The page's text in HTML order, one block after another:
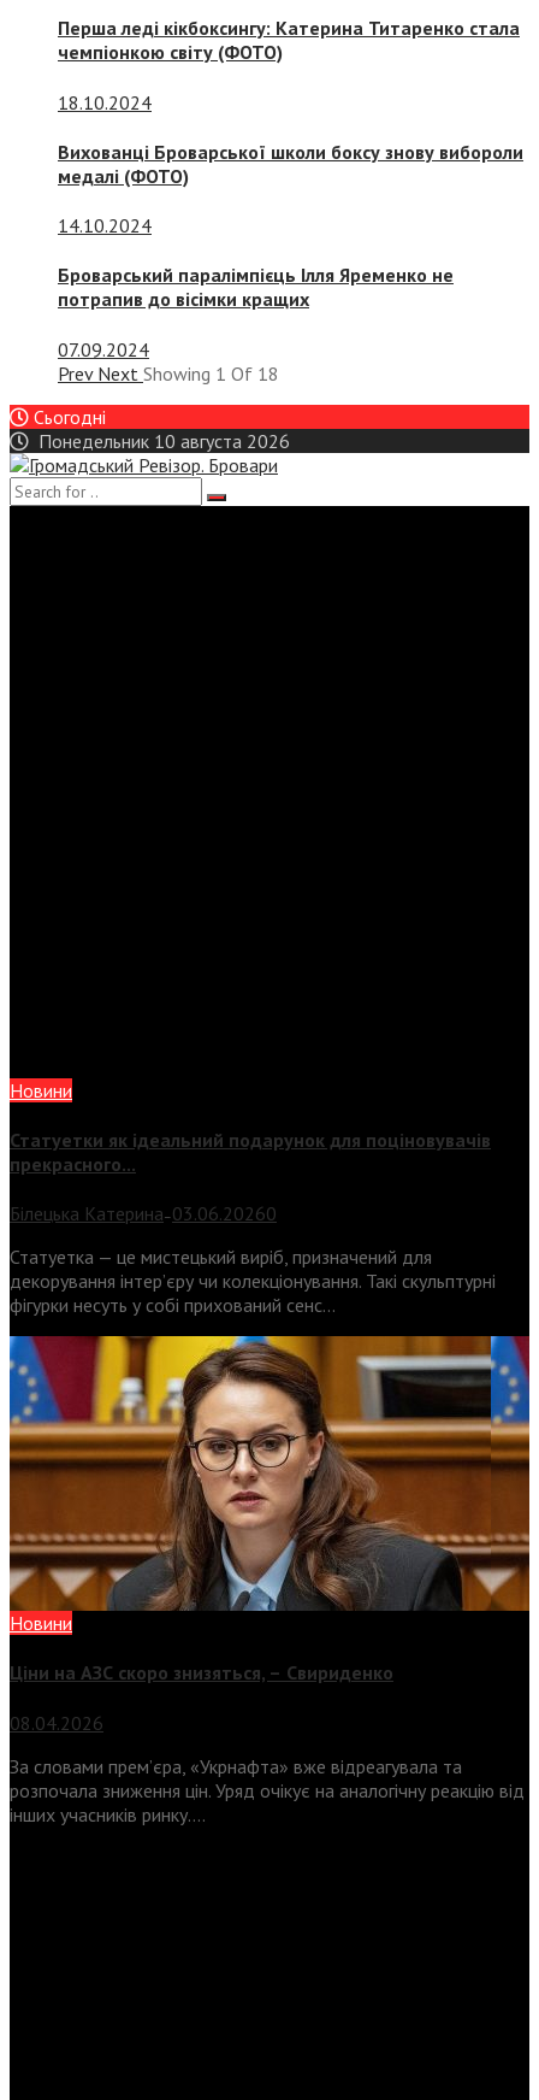
Перша леді кікбоксингу: Катерина Титаренко стала
чемпіонкою світу (ФОТО)
18.10.2024
Вихованці Броварської школи боксу знову вибороли
медалі (ФОТО)
14.10.2024
Броварський паралімпієць Ілля Яременко не
потрапив до вісімки кращих
07.09.2024
Prev Next Showing 1 Of 18
Сьогодні
Понедельник 10 августа 2026
Новини
Статуетки як ідеальний подарунок для поціновувачів
прекрасного...
Білецька Катерина — 03.06.20260
Статуетка — це мистецький виріб, призначений для
декорування інтер’єру чи колекціонування. Такі скульптурні
фігурки несуть у собі прихований сенс...
Новини
Ціни на АЗС скоро знизяться, – Свириденко
08.04.2026
За словами прем’єра, «Укрнафта» вже відреагувала та
розпочала зниження цін. Уряд очікує на аналогічну реакцію від
інших учасників ринку....